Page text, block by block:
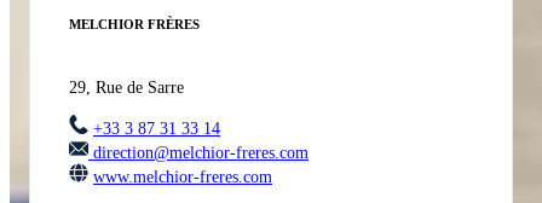
MELCHIOR FRÈRES
29, Rue de Sarre
+33 3 87 31 33 14
direction@melchior-freres.com
www.melchior-freres.com